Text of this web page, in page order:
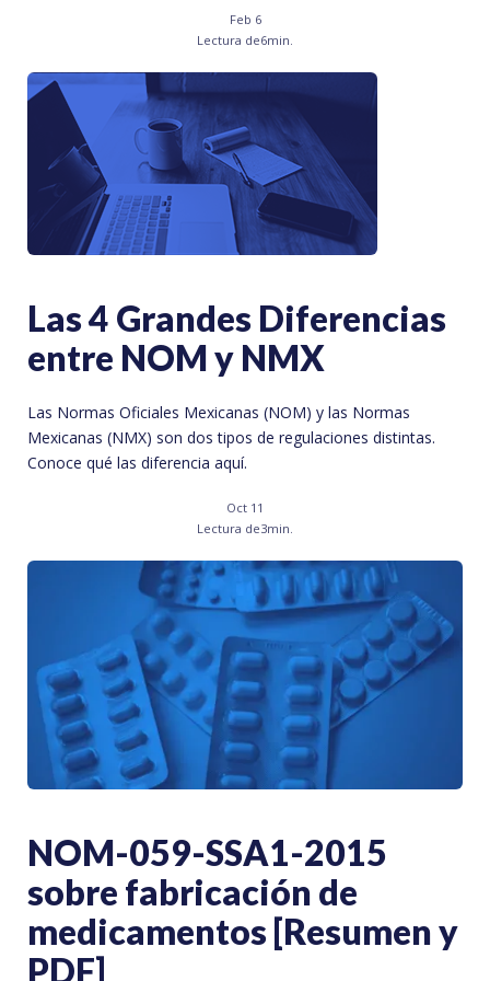
Feb 6
Lectura de6min.
Las 4 Grandes Diferencias
entre NOM y NMX
Las Normas Oficiales Mexicanas (NOM) y las Normas
Mexicanas (NMX) son dos tipos de regulaciones distintas.
Conoce qué las diferencia aquí.
Oct 11
Lectura de3min.
NOM-059-SSA1-2015
sobre fabricación de
medicamentos [Resumen y
PDF]